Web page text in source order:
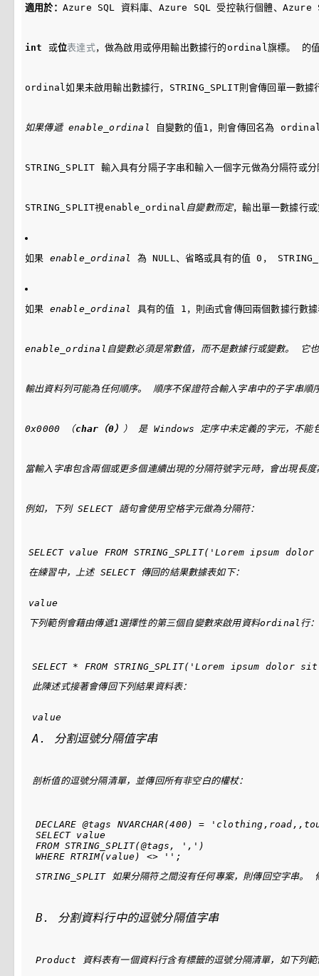
適用於： Azure SQL 資料庫、Azure SQL 受控執行個體、
int 或位表達式，做為啟用或停用輸出數據行的ordinal 旗標。 的
ordinal如果未啟用輸出數據行， STRING_SPLIT則會傳回單一數
如果傳遞 enable_ordinal 自變數的值1 ，則會傳回名為
STRING_SPLIT 輸入具有分隔子字串和輸入一個字元做為分隔符或
STRING_SPLIT視enable_ordinal 自變數而定，輸出單一數據行
如果 enable_ordinal 為 NULL 、省略或具有的值 0 ，
如果 enable_ordinal 具有的值 1 ，則函式會傳回兩個數據行數
enable_ordinal自變數必須是常數值，而不是數據行或變數。 它
輸出資料列可能為任何順序。 順序不保證符合輸入字串中的子字串
0x0000 （char（0） ） 是 Windows 定序中未定義的字元，不
當輸入字串包含兩個或更多個連續出現的分隔符號字元時，會出現
例如，下列 SELECT 語句會使用空格字元做為分隔符：
在練習中，上述 SELECT 傳回的結果數據表如下：
value
下列範例會藉由傳遞1 選擇性的第三個自變數來啟用資料ordinal 行：
此陳述式接著會傳回下列結果資料表：
value
A. 分割逗號分隔值字串
剖析值的逗號分隔清單，並傳回所有非空白的權杖：
DECLARE @tags NVARCHAR(400) =
SELECT value
FROM STRING_SPLIT(@tags, ',')
STRING_SPLIT 如果分隔符之間沒有任何專案，則傳回空字串。
B. 分割資料行中的逗號分隔值字串
Product 資料表有一個資料行含有標籤的逗號分隔清單，如下列範